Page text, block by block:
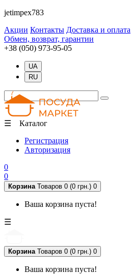
jetimpex783
Акции Контакты Доставка и оплата
Обмен, возврат, гарантии
+38 (050) 973-95-05
UA
RU
☰ Каталог
Регистрация
Авторизация
0
0
Корзина Товаров 0 (0 грн.) 0
Ваша корзина пуста!
☰
Корзина Товаров 0 (0 грн.) 0
Ваша корзина пуста!